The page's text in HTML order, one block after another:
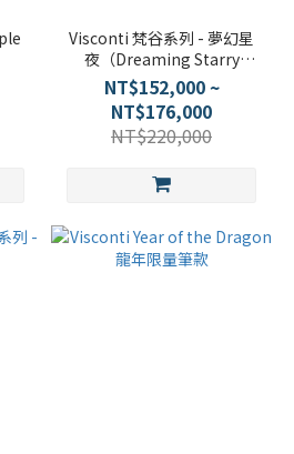
Visconti 梵谷系列 - 夢幻星
夜（Dreaming Starry
Night）
NT$152,000 ~
NT$176,000
NT$220,000